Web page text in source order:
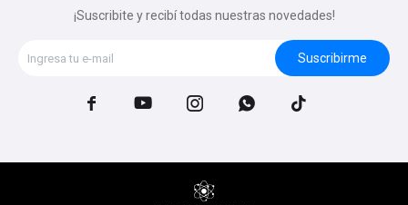
¡Suscribite y recibí todas nuestras novedades!
Suscribirme
    